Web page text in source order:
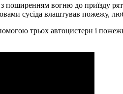
поширенням вогню до приїзду
сусіда влаштував пожежу,
трьох автоцистерн і